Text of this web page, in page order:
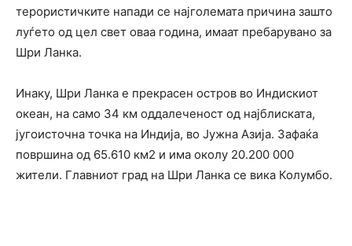
терористичките напади се најголемата причина зашто
луѓето од цел свет оваа година, имаат пребарувано за
Шри Ланка.
Инаку, Шри Ланка е прекрасен остров во Индискиот
океан, на само 34 км оддалеченост од најблиската,
југоисточна точка на Индија, во Јужна Азија. Зафаќа
површина од 65.610 км2 и има околу 20.200 000
жители. Главниот град на Шри Ланка се вика Колумбо.